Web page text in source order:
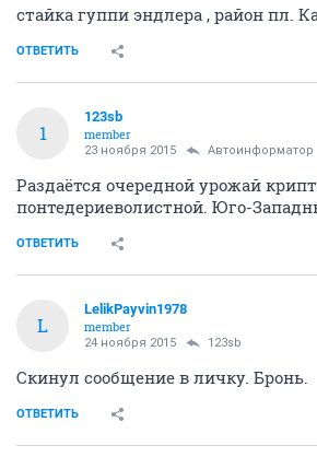
стайка гуппи эндлера , район пл.
ОТВЕТИТЬ
1
123sb
member
23 ноября 2015 Автоинформатор
Раздаётся очередной урожай
понтедериеволистной. Юго-
ОТВЕТИТЬ
L
LelikPayvin1978
member
24 ноября 2015 123sb
Скинул сообщение в личку. Бронь.
ОТВЕТИТЬ